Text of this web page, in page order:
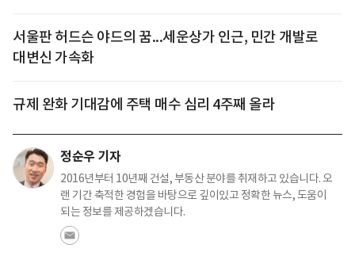
서울판 허드슨 야드의 꿈...세운상가 인근, 민간 개발로
대변신 가속화
규제 완화 기대감에 주택 매수 심리 4주째 올라
정순우 기자
2016년부터 10년째 건설, 부동산 분야를 취재하고 있습니다. 오
랜 기간 축적한 경험을 바탕으로 깊이있고 정확한 뉴스, 도움이
되는 정보를 제공하겠습니다.